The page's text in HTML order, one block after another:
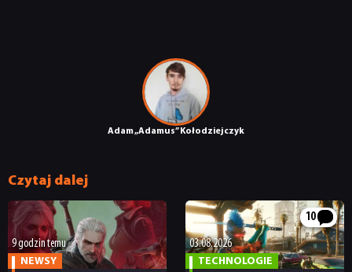
Adam „Adamus” Kołodziejczyk
Czytaj dalej
9 godzin temu
NEWSY
10
03.08.2026
TECHNOLOGIE